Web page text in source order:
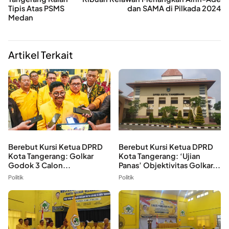
Tipis Atas PSMS
Medan
dan SAMA di Pilkada 2024
Artikel Terkait
Berebut Kursi Ketua DPRD
Kota Tangerang: Golkar
Godok 3 Calon...
Politik
Berebut Kursi Ketua DPRD
Kota Tangerang: ‘Ujian
Panas’ Objektivitas Golkar...
Politik